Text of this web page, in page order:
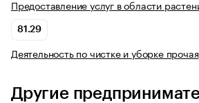
Предоставление услуг в области
81.29
Деятельность по чистке и уборке прочая
Другие